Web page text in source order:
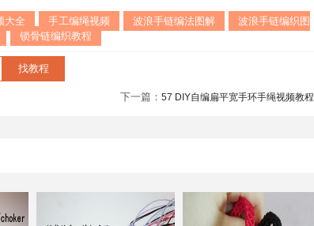
大全 手工编绳视频 波浪手链编法图解
波浪手链编织图
锁骨链编织教程
下一篇： 57 DIY自编扁平宽手环手绳视频教程